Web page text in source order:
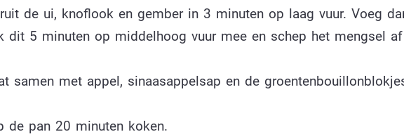
de ui, knoflook en gember in 3 minuten op laag vuur. Voeg
dit 5 minuten op middelhoog vuur mee en schep het mengsel
samen met appel, sinaasappelsap en de
de pan 20 minuten koken.